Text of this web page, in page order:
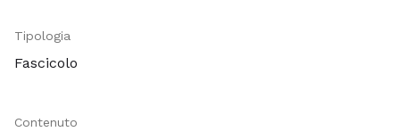
Tipologia
Fascicolo
Contenuto